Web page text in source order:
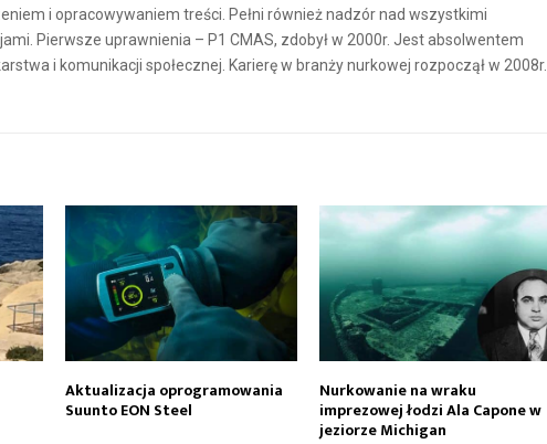
i opracowywaniem treści. Pełni również nadzór nad wszystkimi
Pierwsze uprawnienia – P1 CMAS, zdobył w 2000r. Jest absolwentem
i komunikacji społecznej. Karierę w branży nurkowej rozpoczął w 2008r.
Aktualizacja oprogramowania
Suunto EON Steel
Nurkowanie na wraku
imprezowej łodzi Ala Capone w
jeziorze Michigan